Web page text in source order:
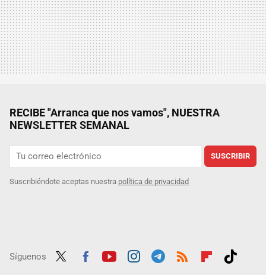
RECIBE "Arranca que nos vamos", NUESTRA
NEWSLETTER SEMANAL
SUSCRIBIR
Suscribiéndote aceptas nuestra política de privacidad
Síguenos